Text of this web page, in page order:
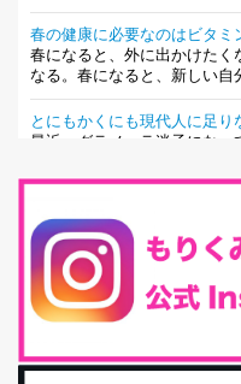
春の健康に必要なのはビタミ
春になると、外に出かけたく
なる。春になると、新しい自
とにもかくにも現代人に足り
最近、グラノーラ迷子にな
腸内環境を整えることは、健
は思っています。 ヒトの免...
iHerb特大セール終了間近！
最近お風呂上がりの炭酸水を